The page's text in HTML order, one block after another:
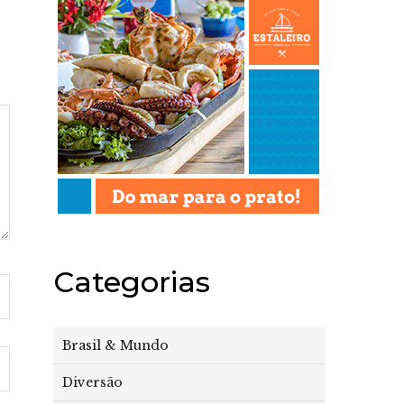
Categorias
Brasil & Mundo
Diversão